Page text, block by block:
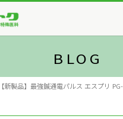
【新製品】最強鍼通電パルス エスプリ